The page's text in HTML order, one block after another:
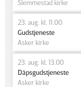
Slemmestad kirke
23. aug. kl. 11.00
Gudstjeneste
Asker kirke
23. aug. kl. 13.00
Dåpsgudstjeneste
Asker kirke